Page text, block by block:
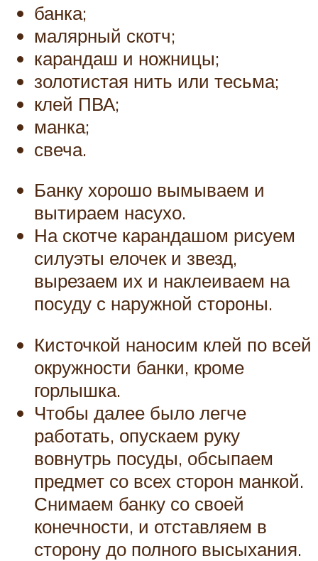
банка;
малярный скотч;
карандаш и ножницы;
золотистая нить или тесьма;
клей ПВА;
манка;
свеча.
Банку хорошо вымываем и
вытираем насухо.
На скотче карандашом рисуем
силуэты елочек и звезд,
вырезаем их и наклеиваем на
посуду с наружной стороны.
Кисточкой наносим клей по всей
окружности банки, кроме
горлышка.
Чтобы далее было легче
работать, опускаем руку
вовнутрь посуды, обсыпаем
предмет со всех сторон манкой.
Снимаем банку со своей
конечности, и отставляем в
сторону до полного высыхания.